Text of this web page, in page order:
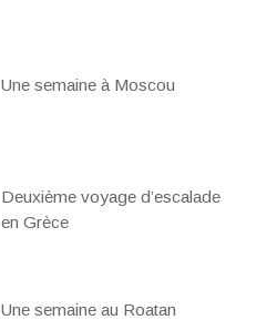
Une semaine à Moscou
Deuxième voyage d’escalade
en Grèce
Une semaine au Roatan